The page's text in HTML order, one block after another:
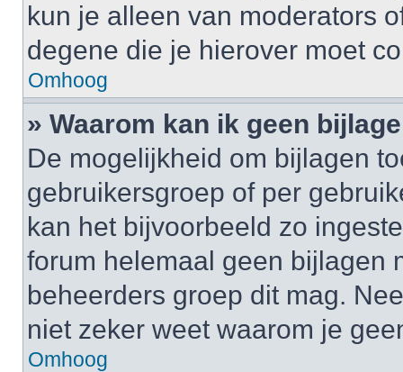
kun je alleen van moderators
degene die je hierover moet
Omhoog
» Waarom kan ik geen
De mogelijkheid om bijlagen
gebruikersgroep of per
kan het bijvoorbeeld zo
forum helemaal geen bijlagen
beheerders groep dit mag.
niet zeker weet waarom je
Omhoog